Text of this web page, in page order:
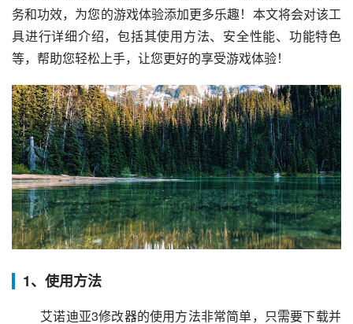
务和功效，为您的游戏体验添加更多乐趣！本文将会对该工
具进行详细介绍，包括其使用方法、安全性能、功能特色
等，帮助您轻松上手，让您更好的享受游戏体验！
1、使用方法